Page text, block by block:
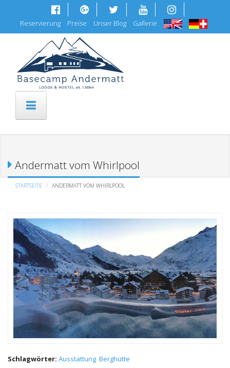
Skip to main content
Reservierung
Preise Unser Blog Gallerie
Andermatt vom Whirlpool
STARTSEITE ANDERMATT VOM WHIRLPOOL
Schlagwörter: Berghütte
Ausstattung